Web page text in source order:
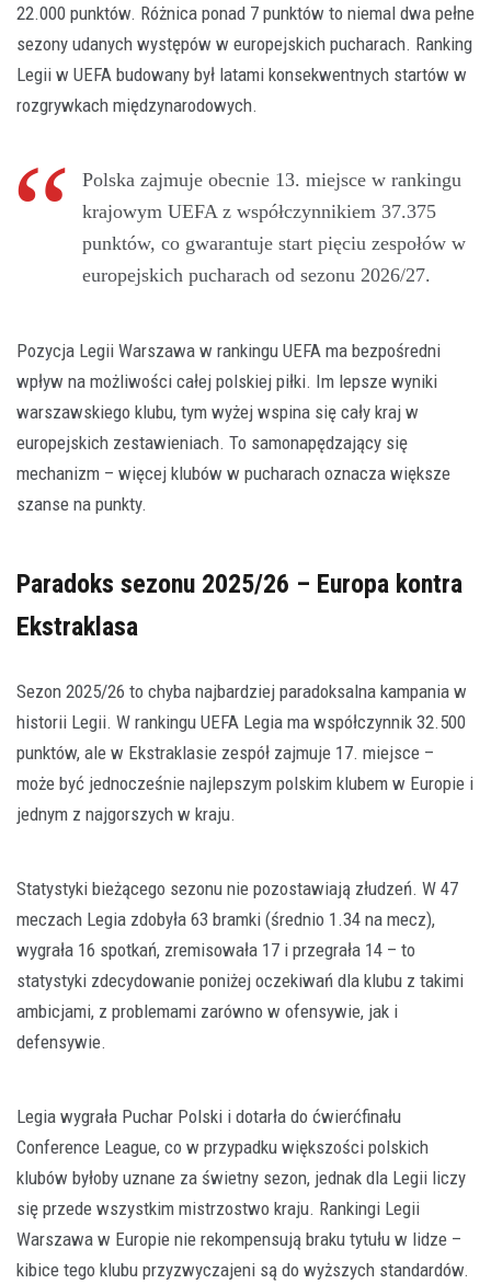
22.000 punktów. Różnica ponad 7 punktów to niemal dwa pełne
sezony udanych występów w europejskich pucharach. Ranking
Legii w UEFA budowany był latami konsekwentnych startów w
rozgrywkach międzynarodowych.
Polska zajmuje obecnie 13. miejsce w rankingu
krajowym UEFA z współczynnikiem 37.375
punktów, co gwarantuje start pięciu zespołów w
europejskich pucharach od sezonu 2026/27.
Pozycja Legii Warszawa w rankingu UEFA ma bezpośredni
wpływ na możliwości całej polskiej piłki. Im lepsze wyniki
warszawskiego klubu, tym wyżej wspina się cały kraj w
europejskich zestawieniach. To samonapędzający się
mechanizm – więcej klubów w pucharach oznacza większe
szanse na punkty.
Paradoks sezonu 2025/26 – Europa kontra
Ekstraklasa
Sezon 2025/26 to chyba najbardziej paradoksalna kampania w
historii Legii. W rankingu UEFA Legia ma współczynnik 32.500
punktów, ale w Ekstraklasie zespół zajmuje 17. miejsce –
może być jednocześnie najlepszym polskim klubem w Europie i
jednym z najgorszych w kraju.
Statystyki bieżącego sezonu nie pozostawiają złudzeń. W 47
meczach Legia zdobyła 63 bramki (średnio 1.34 na mecz),
wygrała 16 spotkań, zremisowała 17 i przegrała 14 – to
statystyki zdecydowanie poniżej oczekiwań dla klubu z takimi
ambicjami, z problemami zarówno w ofensywie, jak i
defensywie.
Legia wygrała Puchar Polski i dotarła do ćwierćfinału
Conference League, co w przypadku większości polskich
klubów byłoby uznane za świetny sezon, jednak dla Legii liczy
się przede wszystkim mistrzostwo kraju. Rankingi Legii
Warszawa w Europie nie rekompensują braku tytułu w lidze –
kibice tego klubu przyzwyczajeni są do wyższych standardów.